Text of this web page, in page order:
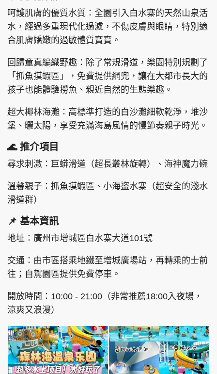
呵護肌膚的優質水質：全園引入白水寨的天然山泉活
水，經過多重現代化過濾，不傷皮膚與眼睛，特別適
合肌膚嬌嫩的過敏體質寶寶。
回歸童真編織野趣：除了常規滑道，樂園特別規劃了
「抓魚摸蝦區」，免費提供網兜，讓在大都市長大的
孩子也能體驗撈魚、親近自然的生態樂趣。
超大椰林海灘：高標準打造的白沙灘細軟乾淨，堆沙
堡、曬太陽，享受充滿海島風情的慢節奏親子時光。
🌊 推介項目
尋求刺激：巨蟒滑道（超長叢林旋轉）、海神魔力碗
溫馨親子：抓魚摸蝦區、小海盜水寨（超安全的淺水
滑道群）
📌 基本資訊
地址：廣州市增城區白水寨大道101號
交通：由市區搭乘地鐵至增城廣場站，再轉乘的士前
往；自駕園區提供免費停車。
開放時間：10:00 - 21:00（非常推薦18:00入夜場，
涼爽又浪漫）